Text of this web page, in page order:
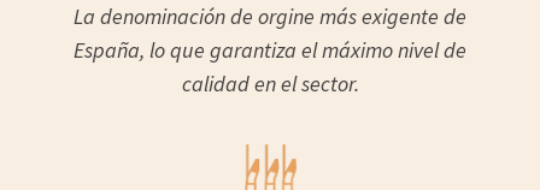
La denominación de orgine más exigente de
España, lo que garantiza el máximo nivel de
calidad en el sector.